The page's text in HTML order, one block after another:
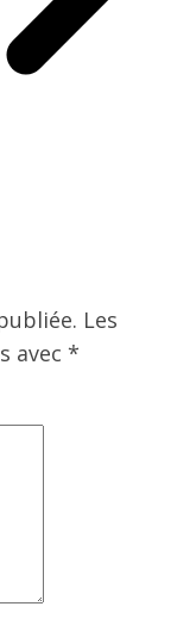
Les
avec *